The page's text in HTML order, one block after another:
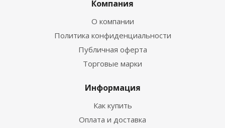
Компания
О компании
Политика конфиденциальности
Публичная оферта
Торговые марки
Информация
Как купить
Оплата и доставка